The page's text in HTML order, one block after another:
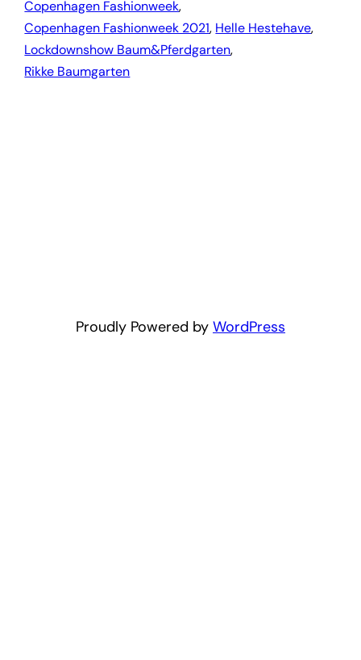
Copenhagen Fashionweek,
Copenhagen Fashionweek 2021, Helle Hestehave,
Lockdownshow Baum&Pferdgarten,
Rikke Baumgarten
Proudly Powered by WordPress